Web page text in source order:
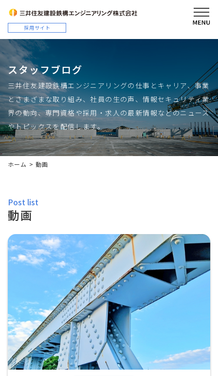
スタッフブログ
三井住友建設鉄構エンジニアリングの仕事とキャリア、事業
とさまざまな取り組み、社員の生の声、情報セキュリティ業
界の動向、専門資格や採用・求人の最新情報などのニュース
やトピックスを配信します。
ホーム >動画
post list
動画